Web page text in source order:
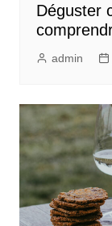
Déguster
admin